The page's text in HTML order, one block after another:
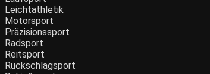
Leichtathletik
Motorsport
Präzisionssport
Radsport
Reitsport
Rückschlagsport